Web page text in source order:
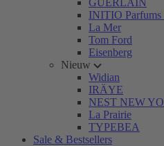
GUERLAIN
INITIO Parfums
La Mer
Tom Ford
Eisenberg
Nieuw
Widian
IRÄYE
NEST NEW
La Prairie
TYPEBEA
Sale & Bestsellers